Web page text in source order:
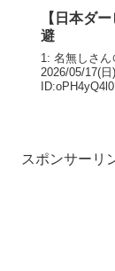
【日本ダ
避
1: 名無しさん
2026/05/17(
スポンサーリ